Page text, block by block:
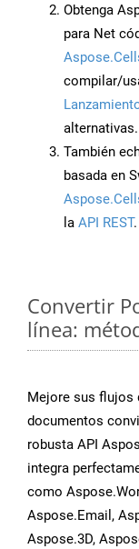
Obtenga
para Net
compilar/
alternativas.
También
basada en
la API REST.
Convertir
línea:
Mejore sus flujos
documentos
robusta API
integra
como
Aspose.Email,
Aspose.3D,